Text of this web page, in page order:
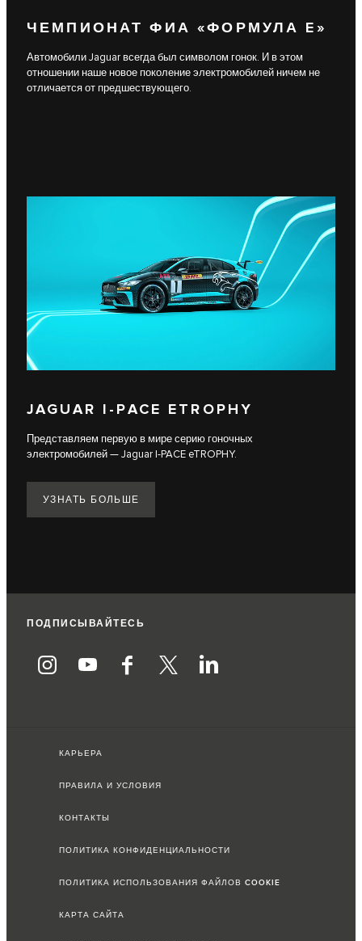
ЧЕМПИОНАТ ФИА «ФОРМУЛА E»
Автомобили Jaguar всегда был символом гонок. И в этом
отношении наше новое поколение электромобилей ничем не
отличается от предшествующего.
JAGUAR I-PACE ETROPHY
Представляем первую в мире серию гоночных
электромобилей — Jaguar I-PACE eTROPHY.
УЗНАТЬ БОЛЬШЕ
ПОДПИСЫВАЙТЕСЬ
КАРЬЕРА
ПРАВИЛА И УСЛОВИЯ
КОНТАКТЫ
ПОЛИТИКА КОНФИДЕНЦИАЛЬНОСТИ
ПОЛИТИКА ИСПОЛЬЗОВАНИЯ ФАЙЛОВ COOKIE
КАРТА САЙТА